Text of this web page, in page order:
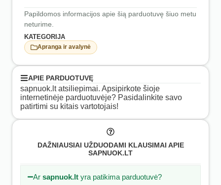
Papildomos informacijos apie šią parduotuvę šiuo metu
neturime.
KATEGORIJA
Apranga ir avalynė
APIE PARDUOTUVĘ
sapnuok.lt atsiliepimai. Apsipirkote šioje
internetinėje parduotuvėje? Pasidalinkite savo
patirtimi su kitais vartotojais!
DAŽNIAUSIAI UŽDUODAMI KLAUSIMAI APIE
SAPNUOK.LT
Arsapnuok.lt yra patikima parduotuvė?